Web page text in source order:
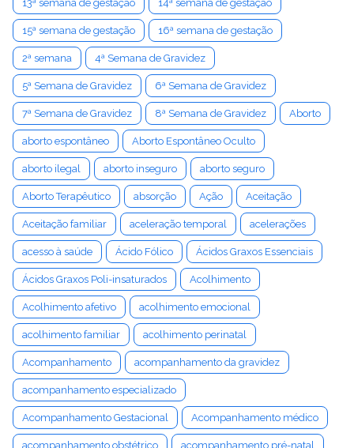
13ª semana de gestação 14ª semana de gestação
15ª semana de gestação 16ª semana de gestação
2ª semana 4ª Semana de Gravidez
5ª Semana de Gravidez 6ª Semana de Gravidez
7ª Semana de Gravidez 8ª Semana de Gravidez Aborto
aborto espontâneo Aborto Espontâneo Oculto
aborto ilegal aborto inseguro aborto seguro
Aborto Terapêutico absorção Ação Aceitação
Aceitação familiar aceleração temporal acelerações
acesso à saúde Ácido Fólico Ácidos Graxos Essenciais
Ácidos Graxos Poli-insaturados Acolhimento
Acolhimento afetivo acolhimento emocional
acolhimento familiar acolhimento perinatal
Acompanhamento acompanhamento da gravidez
acompanhamento especializado
Acompanhamento Gestacional Acompanhamento médico
acompanhamento obstétrico acompanhamento pré-natal